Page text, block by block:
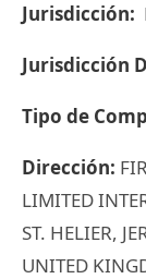
Jurisdicción:
Jurisdicción
Tipo de
Dirección:
LIMITED
ST. HELIER,
UNITED